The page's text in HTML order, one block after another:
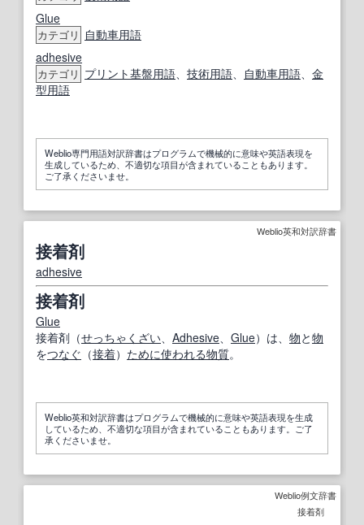
Glue
カテゴリ
自動車用語
adhesive
カテゴリ プリント基盤用語 技術用語 自動車用語
金
型用語
Weblio専門用語対訳辞書はプログラムで機械的に意味や英語表現を
生成しているため、不適切な項目が含まれていることもあります。
ご了承くださいませ。
Weblio英和対訳辞書
接着剤
adhesive
接着剤
Glue
接着剤（せっちゃくざい Adhesive Glue）は、 物と物
をつなぐ （接着） ために使われる物質。
Weblio英和対訳辞書はプログラムで機械的に意味や英語表現を生成
しているため、不適切な項目が含まれていることもあります。ご了
承くださいませ。
Weblio例文辞書
接着剤